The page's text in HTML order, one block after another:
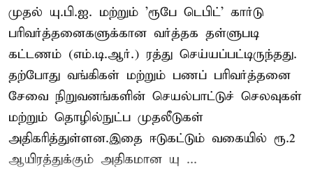
முதல் யு.பி.ஐ. மற்றும் 'ரூபே டெபிட்' கார்டு
பரிவர்த்தனைகளுக்கான வர்த்தக தள்ளுபடி
கட்டணம் (எம்.டி.ஆர்.) ரத்து செய்யப்பட்டிருந்தது.
தற்போது வங்கிகள் மற்றும் பணப் பரிவர்த்தனை
சேவை நிறுவனங்களின் செயல்பாட்டுச் செலவுகள்
மற்றும் தொழில்நுட்ப முதலீடுகள்
அதிகரித்துள்ளன.இதை ஈடுகட்டும் வகையில் ரூ.2
ஆயிரத்துக்கும் அதிகமான யு ...